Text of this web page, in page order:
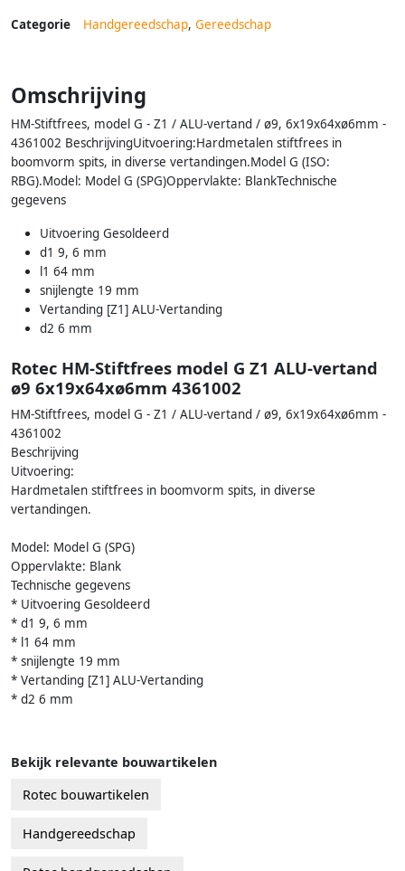
Categorie Handgereedschap, Gereedschap
Omschrijving
HM-Stiftfrees, model G - Z1 / ALU-vertand / ø9, 6x19x64xø6mm -
4361002 BeschrijvingUitvoering:Hardmetalen stiftfrees in
boomvorm spits, in diverse vertandingen.Model G (ISO:
RBG).Model: Model G (SPG)Oppervlakte: BlankTechnische
gegevens
Uitvoering Gesoldeerd
d1 9, 6 mm
l1 64 mm
snijlengte 19 mm
Vertanding [Z1] ALU-Vertanding
d2 6 mm
Rotec HM-Stiftfrees model G Z1 ALU-vertand
ø9 6x19x64xø6mm 4361002
HM-Stiftfrees, model G - Z1 / ALU-vertand / ø9, 6x19x64xø6mm -
4361002
Beschrijving
Uitvoering:
Hardmetalen stiftfrees in boomvorm spits, in diverse
vertandingen.
Model: Model G (SPG)
Oppervlakte: Blank
Technische gegevens
* Uitvoering Gesoldeerd
* d1 9, 6 mm
* l1 64 mm
* snijlengte 19 mm
* Vertanding [Z1] ALU-Vertanding
* d2 6 mm
Bekijk relevante bouwartikelen
Rotec bouwartikelen
Handgereedschap